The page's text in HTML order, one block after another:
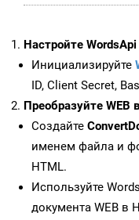
Настройте
Инициализируйте
ID, Client Secret,
Преобразуйте WEB
Создайте
именем файла и
HTML.
Используйте
документа WEB в